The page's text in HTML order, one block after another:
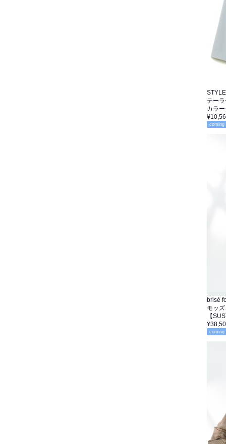
テー
カラ
coming
brisé
モッ
【
coming